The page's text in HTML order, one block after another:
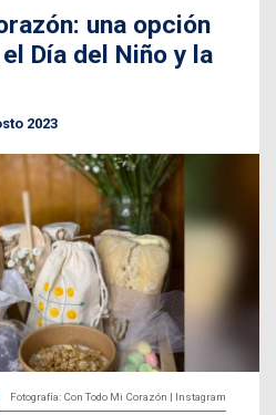
una opción
Día del Niño y la
2023
Fotografía: Con Todo Mi Corazón | Instagram